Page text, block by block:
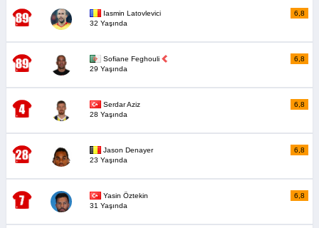
Iasmin Latovlevici
32 Yaşında
6,8
Sofiane Feghouli
29 Yaşında
6,8
Serdar Aziz
28 Yaşında
6,8
Jason Denayer
23 Yaşında
6,8
Yasin Öztekin
31 Yaşında
6,8